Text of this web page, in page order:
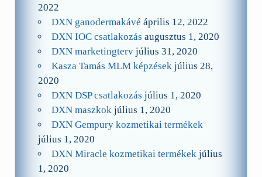
2022
DXN ganodermakávé április 12, 2022
DXN IOC csatlakozás augusztus 1, 2020
DXN marketingterv július 31, 2020
Kasza Tamás MLM képzések július 28,
2020
DXN DSP csatlakozás július 1, 2020
DXN maszkok július 1, 2020
DXN Gempury kozmetikai termékek
július 1, 2020
DXN Miracle kozmetikai termékek július
1, 2020